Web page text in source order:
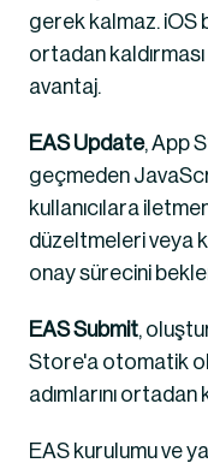
gerek kalmaz. iOS
ortadan
avantaj.
EAS Update, App
geçmeden
kullanıcılara
düzeltmeleri veya
onay sürecini
EAS Submit,
Store'a otomatik
adımlarını ortadan
EAS kurulumu ve